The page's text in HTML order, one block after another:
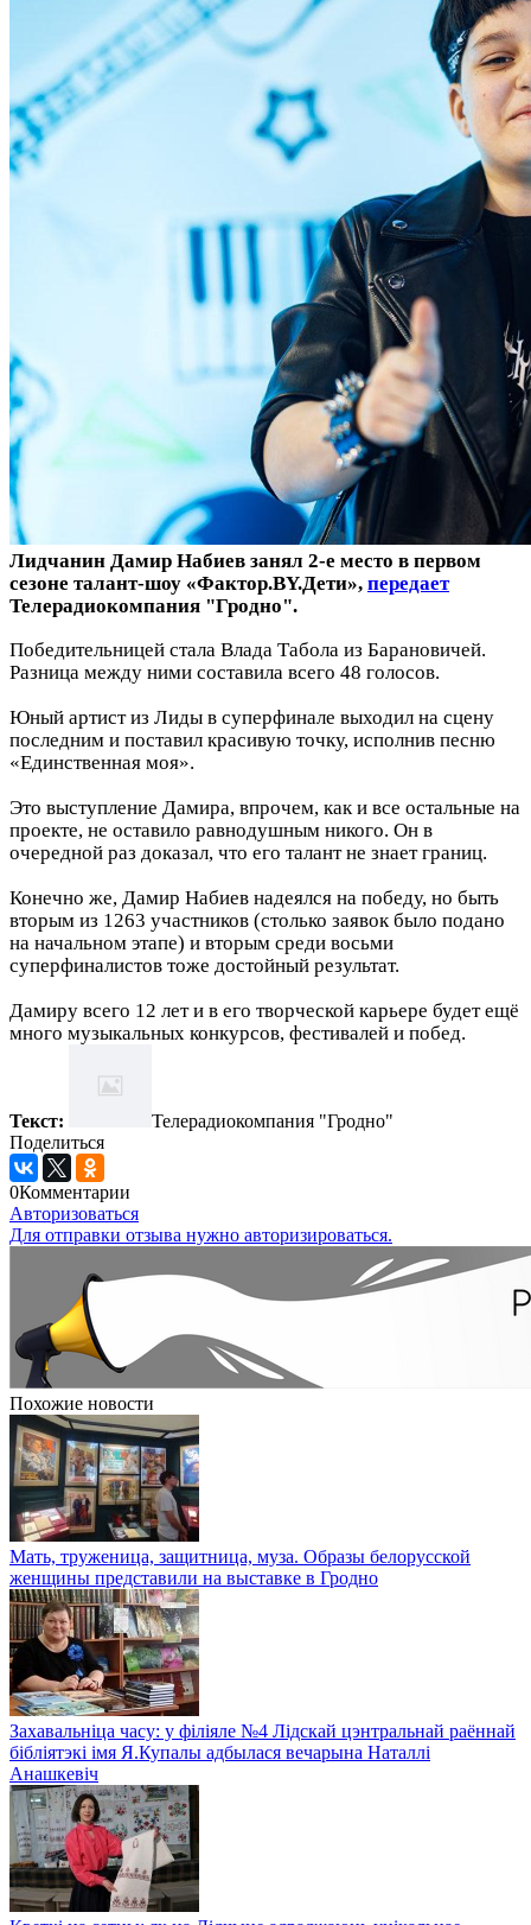
Лидчанин Дамир Набиев занял 2-е место в первом
сезоне талант-шоу «Фактор.BY.Дети», передает
Телерадиокомпания "Гродно".
Победительницей стала Влада Табола из Барановичей.
Разница между ними составила всего 48 голосов.
Юный артист из Лиды в суперфинале выходил на сцену
последним и поставил красивую точку, исполнив песню
«Единственная моя».
Это выступление Дамира, впрочем, как и все остальные на
проекте, не оставило равнодушным никого. Он в
очередной раз доказал, что его талант не знает границ.
Конечно же, Дамир Набиев надеялся на победу, но быть
вторым из 1263 участников (столько заявок было подано
на начальном этапе) и вторым среди восьми
суперфиналистов тоже достойный результат.
Дамиру всего 12 лет и в его творческой карьере будет ещё
много музыкальных конкурсов, фестивалей и побед.
Текст:
Телерадиокомпания "Гродно"
Поделиться
0Комментарии
Авторизоваться
Для отправки отзыва нужно авторизироваться.
Похожие новости
Мать, труженица, защитница, муза. Образы белорусской
женщины представили на выставке в Гродно
Захавальніца часу: у філіяле №4 Лідскай цэнтральнай раённай
бібліятэкі імя Я.Купалы адбылася вечарына Наталлі
Анашкевіч